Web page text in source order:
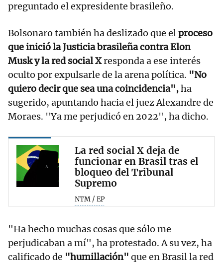
preguntado el expresidente brasileño.
Bolsonaro también ha deslizado que elproceso
que inició la Justicia brasileña contra Elon
Musk y la red social Xresponda a ese interés
oculto por expulsarle de la arena política. "No
quiero decir que sea una coincidencia",ha
sugerido, apuntando hacia el juez Alexandre de
Moraes. "Ya me perjudicó en 2022", ha dicho.
La red social X deja de
funcionar en Brasil tras el
bloqueo del Tribunal
Supremo
NTM / EP
"Ha hecho muchas cosas que sólo me
perjudicaban a mí", ha protestado. A su vez, ha
calificado de "humillación" que en Brasil la red